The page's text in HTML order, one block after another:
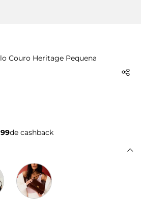
Couro Heritage Pequena
de cashback